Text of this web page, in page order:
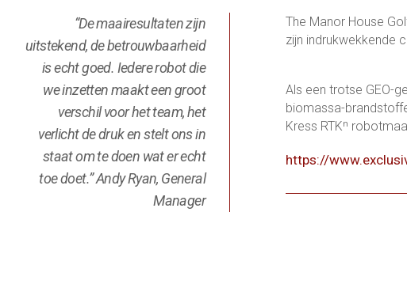
“De maairesultaten zijn
uitstekend, de betrouwbaarheid
is echt goed. Iedere robot die
we inzetten maakt een groot
verschil voor het team, het
verlicht de druk en stelt ons in
staat om te doen wat er echt
toe doet.” Andy Ryan, General
Manager
The Manor House
zijn indrukwekkende
Als een trotse GEO-
biomassa-
Kress RTKⁿ
https://